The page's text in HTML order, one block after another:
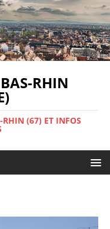
RHIN
RHIN (67) ET INFOS